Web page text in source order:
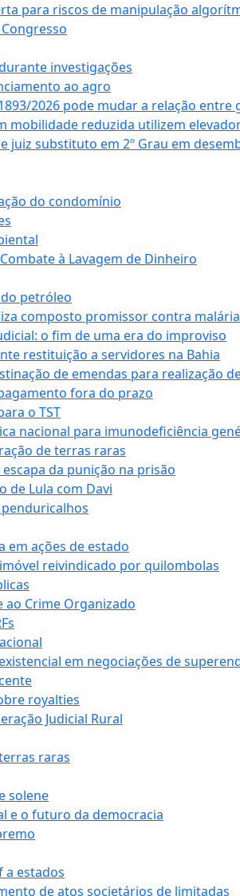
para riscos de manipulação
investigações
ao agro
2026 pode mudar a relação
mobilidade reduzida utilizem
juiz substituto em 2º Grau em
do condomínio
à Lavagem de Dinheiro
petróleo
composto promissor contra
o fim de uma era do improviso
restituição a servidores na Bahia
de emendas para realização
fora do prazo
o TST
nacional para imunodeficiência
de terras raras
da punição na prisão
de Lula com Davi
em ações de estado
reivindicado por quilombolas
ao Crime Organizado
em negociações de
royalties
Judicial Rural
raras
solene
e o futuro da democracia
a estados
de atos societários de limitadas